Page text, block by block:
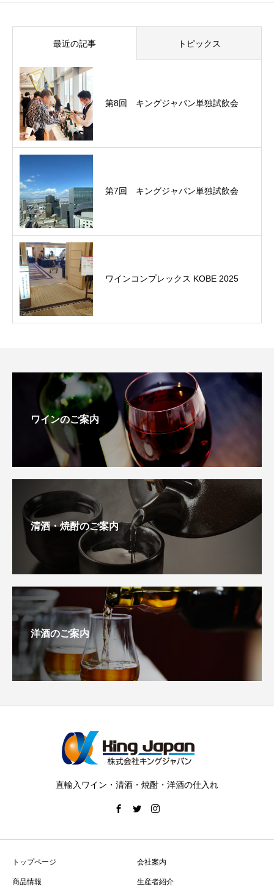
最近の記事 トピックス
第8回 キングジャパン単独試飲会
第7回 キングジャパン単独試飲会
ワインコンプレックス KOBE 2025
ワインのご案内
清酒・焼酎のご案内
洋酒のご案内
直輸入ワイン・清酒・焼酎・洋酒の仕入れ
トップページ 会社案内
商品情報 生産者紹介